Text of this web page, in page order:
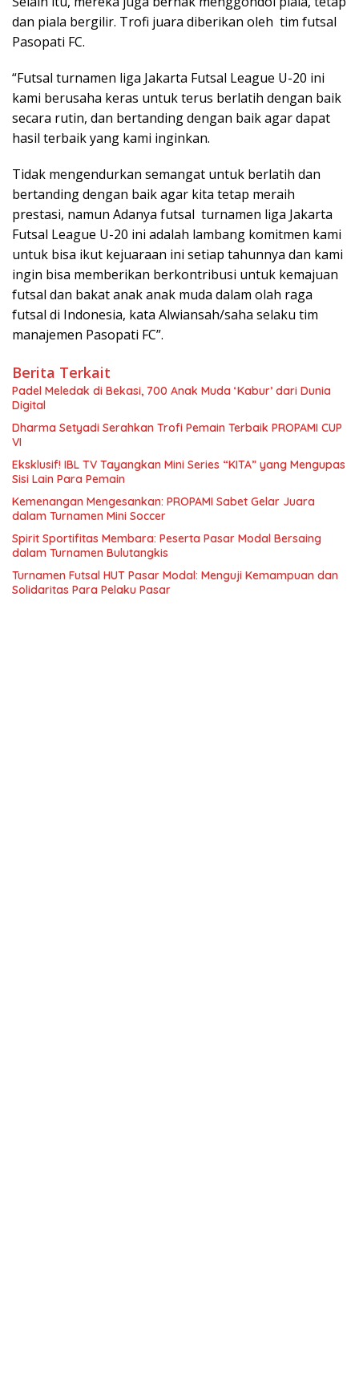
dan piala bergilir. Trofi juara diberikan oleh tim futsal
Pasopati FC.
“Futsal turnamen liga Jakarta Futsal League U-20 ini
kami berusaha keras untuk terus berlatih dengan baik
secara rutin, dan bertanding dengan baik agar dapat
hasil terbaik yang kami inginkan.
Tidak mengendurkan semangat untuk berlatih dan
bertanding dengan baik agar kita tetap meraih
prestasi, namun Adanya futsal turnamen liga Jakarta
Futsal League U-20 ini adalah lambang komitmen kami
untuk bisa ikut kejuaraan ini setiap tahunnya dan kami
ingin bisa memberikan berkontribusi untuk kemajuan
futsal dan bakat anak anak muda dalam olah raga
futsal di Indonesia, kata Alwiansah/saha selaku tim
manajemen Pasopati FC”.
Berita Terkait
Padel Meledak di Bekasi, 700 Anak Muda ‘Kabur’ dari Dunia
Digital
Dharma Setyadi Serahkan Trofi Pemain Terbaik PROPAMI CUP
VI
Eksklusif! IBL TV Tayangkan Mini Series “KITA” yang Mengupas
Sisi Lain Para Pemain
Kemenangan Mengesankan: PROPAMI Sabet Gelar Juara
dalam Turnamen Mini Soccer
Spirit Sportifitas Membara: Peserta Pasar Modal Bersaing
dalam Turnamen Bulutangkis
Turnamen Futsal HUT Pasar Modal: Menguji Kemampuan dan
Solidaritas Para Pelaku Pasar